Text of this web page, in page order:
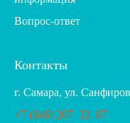
Вопрос-ответ
Контакты
г. Самара, ул.
+7 (846) 207‒32‒87